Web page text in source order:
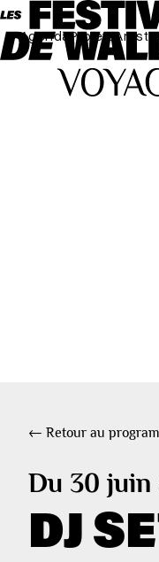
AgendaProjets
← Retour au
Du 30 juin
DJ